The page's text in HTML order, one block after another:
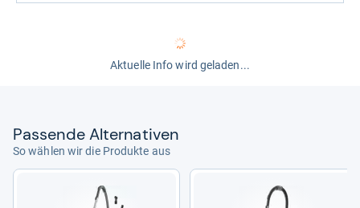
Aktuelle Info wird geladen...
Pas­sende Alter­na­ti­ven
So wählen wir die Produkte aus